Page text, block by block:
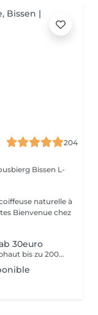
204
Bissen L-
30euro
Der kent op aiser Kamera aer Hoer an Kapphaut bis zu 200mol vergréissert gesin. Als forméierten Hoer Coach, kann ech Hoerausfall, Schuppen, Hoersplizz, Ekzemen etc diagnostizéiren. Durch meng 40 Joer lang Erfahrung als Coiffeuse, kann ech Iech helelfen aer Problemer ze léisen.